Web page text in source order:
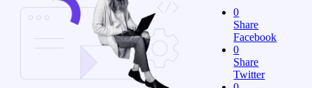
0
Share
Facebook
0
Share
Twitter